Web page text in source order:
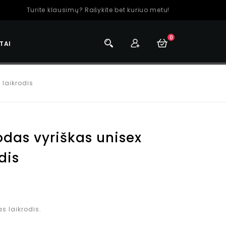
Turite klausimų? Rašykite bet kuriuo metu!
0
laikrodis
vyriškas unisex
laikrodis.